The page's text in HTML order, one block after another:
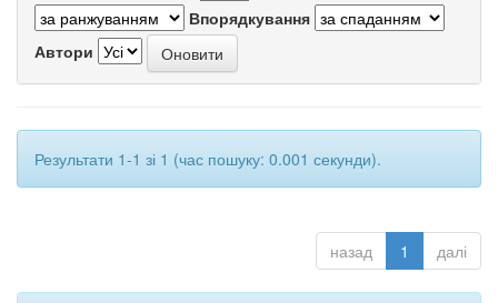
Впорядкування
Автори
Результати 1-1 зі 1 (час пошуку: 0.001 секунди).
назад 1 далі